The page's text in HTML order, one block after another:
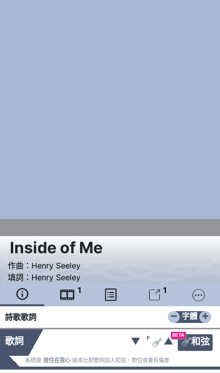
Inside of Me
作曲： Henry Seeley
填詞： Henry Seeley
  1   1 
詩歌歌詞 − +
字體
歌詞
BETA
和弦
▼ F
 ▲
系統按 居住在我心 版本比對歌詞加入和弦，對位或會有偏差